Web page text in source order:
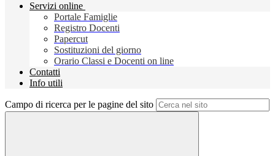
Servizi online
Portale Famiglie
Registro Docenti
Papercut
Sostituzioni del giorno
Orario Classi e Docenti on line
Contatti
Info utili
Campo di ricerca per le pagine del sito